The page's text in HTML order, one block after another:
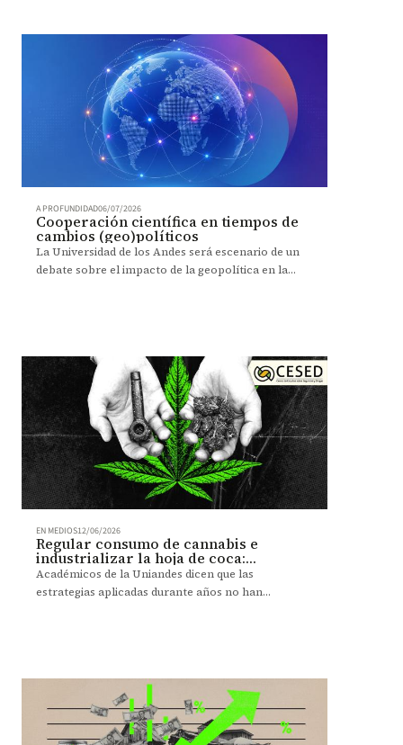
debates técnicos. Sobre este panorama habló el
profesor de la Universidad de los Andes, Luis
Alejandro Camacho.
A PROFUNDIDAD06/07/2026
Cooperación científica en tiempos de
cambios (geo)políticos
La Universidad de los Andes será escenario de un
debate sobre el impacto de la geopolítica en la
EN MEDIOS12/06/2026
Regular consumo de cannabis e
industrializar la hoja de coca:
propuestas para una nueva lucha
contra las drogas
Académicos de la Uniandes dicen que las
estrategias aplicadas durante años no han